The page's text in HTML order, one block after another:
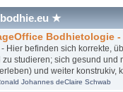
★
Bodhietologie
Hier befinden sich korrekte,
studieren; sich gesund und
und weiter konstrukiv,
Johannes deClaire Schwab